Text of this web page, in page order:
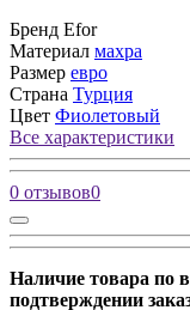
Бренд Efor
Материал махра
Размер евро
Страна Турция
Цвет Фиолетовый
Все характеристики
0 отзывов0
Наличие товара по
подтверждении